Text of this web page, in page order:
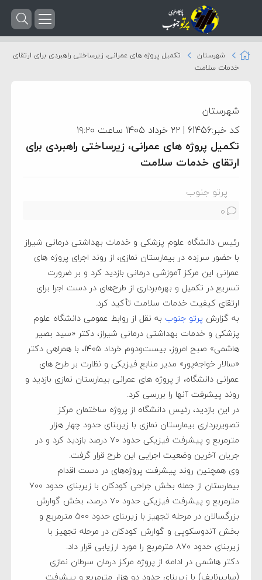
شهرستان
تکمیل پروژه ‌های عمرانی، زیرساختی راهبردی برای ارتقای
خدمات سلامت
شهرستان
کد خبر:61456 | ۲۲ خرداد ۱۴۰۵ ساعت ۱۹:۲۰
تکمیل پروژه ‌های عمرانی، زیرساختی راهبردی برای
ارتقای خدمات سلامت
پرتو جنوب
0
رئیس دانشگاه علوم پزشکی و خدمات بهداشتی درمانی شیراز
با حضور سرزده در بیمارستان نمازی، از روند اجرای پروژه ‌های
عمرانی این مرکز آموزشی درمانی بازدید کرد و بر ضرورت
تسریع در تکمیل و بهره‌برداری از طرح‌های در دست اجرا برای
ارتقای کیفیت خدمات سلامت تأکید کرد.
به گزارش پرتو جنوب به نقل از روابط عمومی دانشگاه علوم
پزشکی و خدمات بهداشتی درمانی شیراز، دکتر «سید بصیر
هاشمی» صبح امروز، بیست‌ودوم خرداد ۱۴۰۵، با همراهی دکتر
«سالار خواجه‌پور» مدیر منابع فیزیکی و نظارت بر طرح‌ های
عمرانی دانشگاه، از پروژه‌ های عمرانی بیمارستان نمازی بازدید و
روند پیشرفت آنها را بررسی کرد.
در این بازدید، رئیس دانشگاه از پروژه ساختمان مرکز
تصویربرداری بیمارستان نمازی با زیربنای حدود چهار هزار
مترمربع و پیشرفت فیزیکی حدود ۷۰ درصد بازدید کرد و در
جریان آخرین وضعیت اجرایی این طرح قرار گرفت.
وی همچنین روند پیشرفت پروژه‌های در دست اقدام
بیمارستان از جمله بخش جراحی کودکان با زیربنای حدود ۷۰۰
مترمربع و پیشرفت فیزیکی حدود ۷۰ درصد، بخش گوارش
بزرگسالان در مرحله تجهیز با زیربنای حدود ۵۰۰ مترمربع و
بخش آندوسکوپی و گوارش کودکان در مرحله تجهیز با
زیربنای حدود ۸۷۰ مترمربع را مورد ارزیابی قرار داد.
دکتر هاشمی در ادامه از پروژه مرکز درمان سرطان نمازی
(سایبرنایف) با زیربنای حدود دو هزار مترمربع و پیشرفت